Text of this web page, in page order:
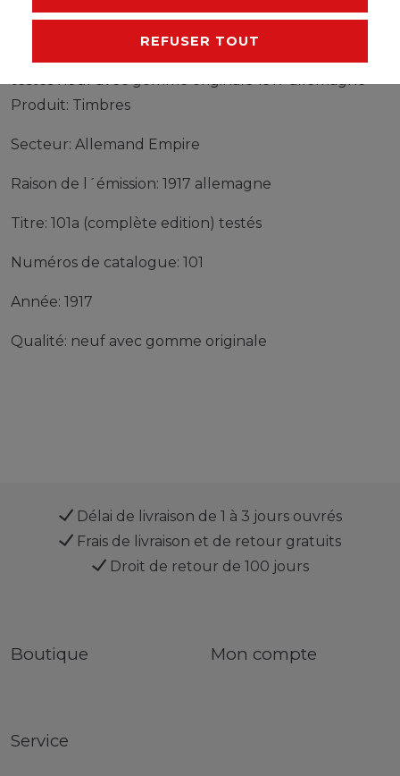
Produit: Timbres
Secteur: Allemand Empire
Raison de l´émission: 1917 allemagne
Titre: 101a (complète edition) testés
Numéros de catalogue: 101
Année: 1917
Qualité: neuf avec gomme originale
Délai de livraison de 1 à 3 jours ouvrés
Frais de livraison et de retour gratuits
Droit de retour de 100 jours
Boutique Mon compte
Service
REFUSER TOUT